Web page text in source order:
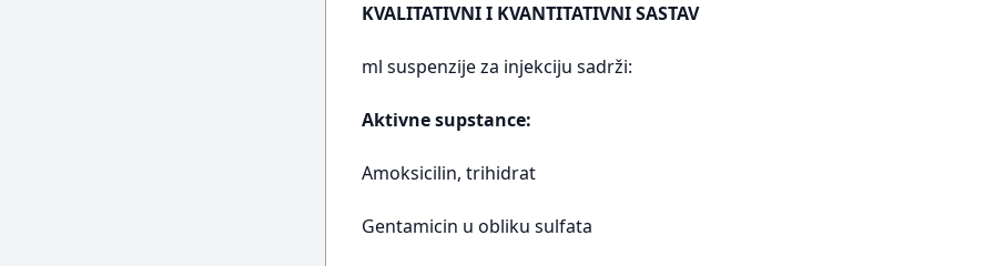
KVALITATIVNI I KVANTITATIVNI SASTAV
ml suspenzije za injekciju sadrži:
Aktivne supstance:
Amoksicilin, trihidrat
Gentamicin u obliku sulfata